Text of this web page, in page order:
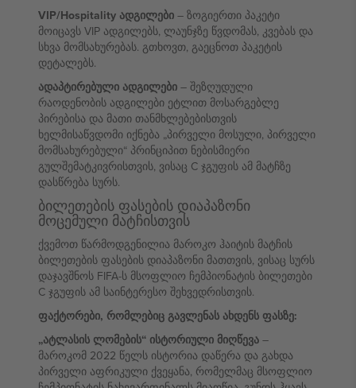
VIP/Hospitality ადგილები – ზოგიერთი პაკეტი
მოიცავს VIP ადგილებს, ლაუნჯზე წვდომას, კვებას და
სხვა მომსახურებას. გთხოვთ, გაეცნოთ პაკეტის
დეტალებს.
ადაპტირებული ადგილები – შეზღუდული
რაოდენობის ადგილები ეტლით მოსარგებლე
პირებისა და მათი თანმხლებებისთვის
ხელმისაწვდომი იქნება „პირველი მოსული, პირველი
მომსახურებული“ პრინციპით ნებისმიერი
გულშემატკივრისთვის, ვისაც C ჯგუფის ამ მატჩზე
დასწრება სურს.
ბილეთების ფასების დიაპაზონი
მოცემული მატჩისთვის
ქვემოთ წარმოდგენილია მაროკო ჰაიტის მატჩის
ბილეთების ფასების დიაპაზონი მათთვის, ვისაც სურს
დაჯავშნოს FIFA-ს მსოფლიო ჩემპიონატის ბილეთები
C ჯგუფის ამ საინტერესო შეხვედრისთვის.
ფაქტორები, რომლებიც გავლენას ახდენს ფასზე:
„ატლასის ლომების“ ისტორიული მიღწევა –
მაროკომ 2022 წელს ისტორია დაწერა და გახდა
პირველი აფრიკული ქვეყანა, რომელმაც მსოფლიო